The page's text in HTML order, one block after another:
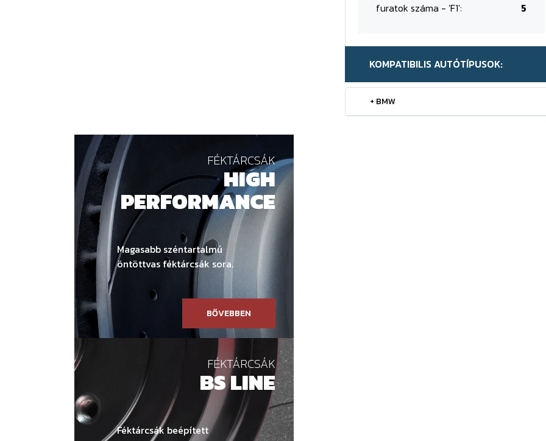
furatok száma - 'F1':
5
KOMPATIBILIS AUTÓTÍPUSOK:
+ BMW
FÉKTÁRCSÁK
HIGH
PERFORMANCE
Magasabb széntartalmú
öntöttvas féktárcsák sora.
BŐVEBBEN
FÉKTÁRCSÁK
BS LINE
Féktárcsák beépített